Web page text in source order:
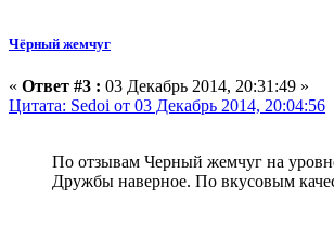
Чёрный жемчуг
« Ответ #3 : 03 Декабрь 2014, 20:31:49 »
Цитата: Sedoi от 03 Декабрь 2014, 20:04:56
По отзывам Черный жемчуг на
Дружбы наверное. По вкусовым